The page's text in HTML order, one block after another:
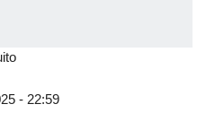
de classe na
do egresso e na legislação
- 22:59